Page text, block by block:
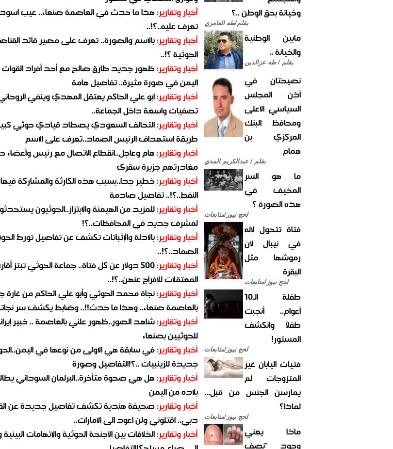
وخيانة بحق الوطن ..؟
بقلم/طه العامري
مابين الوطنية
والخيانة ..
بقلم / طه عزالدين
نصيحتان في
أذن المجلس
السياسي الأعلى
ومحافظ البنك
المركزي بن
همام
بقلم / عبدالكريم المدي
ما هو السر
المخيف في
هذه الصورة ؟
لحج نيوز/متابعات
فتاة تتحول لإله
في نيبال لأن
رموشها مثل
البقرة
لحج نيوز/متابعات
طفلة الـ10
أعوام.. أنجبت
طفلاً وانكشف
المستور!
لحج نيوز/متابعات
فتيات اليابان غير
المتزوجات لم
يمارسن الجنس من قبل...
لماذا؟
لحج نيوز/متابعات
ماذا يعني
وجود "نصف
أخبار وتقارير:هذا ما حدث في العاصمة صنعاء.. عيب اسود
تعرف عليه..؟!..
أخبار وتقارير:بالاسم والصورة.. تعرف على مصير قائد
الحوثية ؟!..
أخبار وتقارير:ظهور جديد طارق صالح مع أحد أفراد
اليمن في صورة مثيرة.. تفاصيل هامة
أخبار وتقارير:ابو علي الحاكم يعتقل المهدي وينفي
تصفيات واسعة داخل الجماعة..
أخبار وتقارير:التحالف السعودي يصطاد قيادي حوثي
طريقة استهداف الرئيس الصماد..تعرف على الاسم
أخبار وتقارير:هام وعاجل..انقطاع الاتصال مع رئيس
مغادرتهم جزيرة سقرى
أخبار وتقارير:خطير جدا..بسبب هذه الكارثة والمشاركة
النفط..؟!.. تفاصيل صادمة
أخبار وتقارير:للمزيد من الهيمنة والابتزاز..الحوثيون
لمشرف جديد في المحافظات..؟!
أخبار وتقارير:بالادلة والإثباتات تكشف عن تفاصيل تورط
الصماد..؟!..
أخبار وتقارير:
500 دولار عن كل فتاة.. جماعة الحوثي تبتز
المعتقلات للافراج عنهن..؟!..
أخبار وتقارير:نجاة محمد الحوثي وأبو علي الحاكم من غارة
بالعاصمة صنعاء.. وهذا ما حدث!!.. وضابط يكشف سر
أخبار وتقارير:شاهد الصور..ظهور علني بالعاصمة .. خبير
للحوثيين بصنعاء
أخبار وتقارير:في سابقة هي الاولى من نوعها في
جديدة للزينبيات ..؟!التفاصيل وصورة
أخبار وتقارير:هل هي صحوة متأخرة..البرلمان السوداني
بلاده من اليمن
أخبار وتقارير:صحيفة هندية تكشف تفاصيل جديدة عن
دبي.. اقتلوني ولن اعود الى الامارات..
أخبار وتقارير:الخلافات بين الأجنحة الحوثية والإتهامات